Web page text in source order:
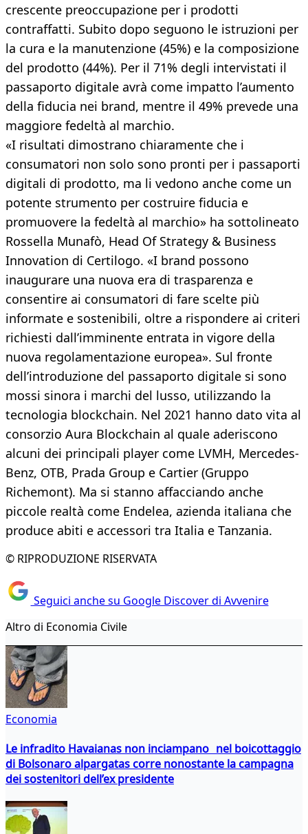
crescente preoccupazione per i prodotti
contraffatti. Subito dopo seguono le istruzioni per
la cura e la manutenzione (45%) e la composizione
del prodotto (44%). Per il 71% degli intervistati il
passaporto digitale avrà come impatto l’aumento
della fiducia nei brand, mentre il 49% prevede una
maggiore fedeltà al marchio.
«I risultati dimostrano chiaramente che i
consumatori non solo sono pronti per i passaporti
digitali di prodotto, ma li vedono anche come un
potente strumento per costruire fiducia e
promuovere la fedeltà al marchio» ha sottolineato
Rossella Munafò, Head Of Strategy & Business
Innovation di Certilogo. «I brand possono
inaugurare una nuova era di trasparenza e
consentire ai consumatori di fare scelte più
informate e sostenibili, oltre a rispondere ai criteri
richiesti dall’imminente entrata in vigore della
nuova regolamentazione europea». Sul fronte
dell’introduzione del passaporto digitale si sono
mossi sinora i marchi del lusso, utilizzando la
tecnologia blockchain. Nel 2021 hanno dato vita al
consorzio Aura Blockchain al quale aderiscono
alcuni dei principali player come LVMH, Mercedes-
Benz, OTB, Prada Group e Cartier (Gruppo
Richemont). Ma si stanno affacciando anche
piccole realtà come Endelea, azienda italiana che
produce abiti e accessori tra Italia e Tanzania.
© RIPRODUZIONE RISERVATA
Seguici anche su Google Discover di Avvenire
Altro di Economia Civile
Economia
Le infradito Havaianas non inciampano nel boicottaggio
di Bolsonaro alpargatas corre nonostante la campagna
dei sostenitori dell’ex presidente